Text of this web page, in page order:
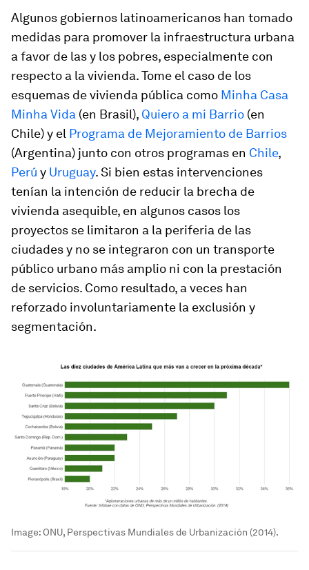
Algunos gobiernos latinoamericanos han tomado
medidas para promover la infraestructura urbana
a favor de las y los pobres, especialmente con
respecto a la vivienda. Tome el caso de los
esquemas de vivienda pública como Minha Casa
Minha Vida (en Brasil), Quiero a mi Barrio (en
Chile) y el Programa de Mejoramiento de Barrios
(Argentina) junto con otros programas en Chile,
Perú y Uruguay. Si bien estas intervenciones
tenían la intención de reducir la brecha de
vivienda asequible, en algunos casos los
proyectos se limitaron a la periferia de las
ciudades y no se integraron con un transporte
público urbano más amplio ni con la prestación
de servicios. Como resultado, a veces han
reforzado involuntariamente la exclusión y
segmentación.
Image: ONU, Perspectivas Mundiales de Urbanización (2014).